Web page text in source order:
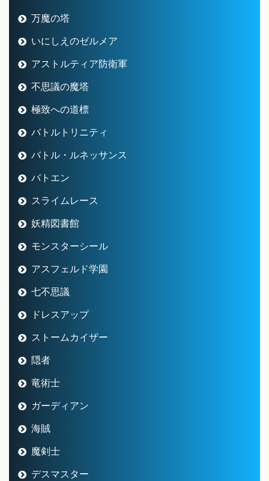
万魔の塔
いにしえのゼルメア
アストルティア防衛軍
不思議の魔塔
極致への道標
バトルトリニティ
バトル・ルネッサンス
バトエン
スライムレース
妖精図書館
モンスターシール
アスフェルド学園
七不思議
ドレスアップ
ストームカイザー
隠者
竜術士
ガーディアン
海賊
魔剣士
デスマスター